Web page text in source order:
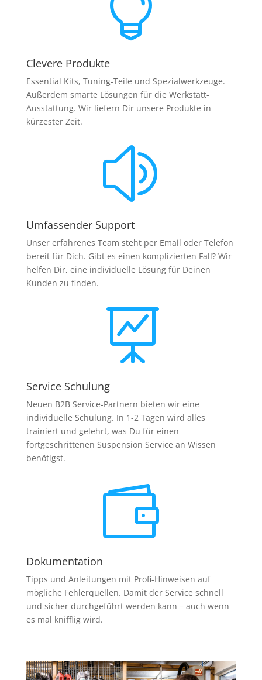

Clevere Produkte
Essential Kits, Tuning-Teile und Spezialwerkzeuge.
Außerdem smarte Lösungen für die Werkstatt-
Ausstattung. Wir liefern Dir unsere Produkte in
kürzester Zeit.
z
Umfassender Support
Unser erfahrenes Team steht per Email oder Telefon
bereit für Dich. Gibt es einen komplizierten Fall? Wir
helfen Dir, eine individuelle Lösung für Deinen
Kunden zu finden.

Service Schulung
Neuen B2B Service-Partnern bieten wir eine
individuelle Schulung. In 1-2 Tagen wird alles
trainiert und gelehrt, was Du für einen
fortgeschrittenen Suspension Service an Wissen
benötigst.

Dokumentation
Tipps und Anleitungen mit Profi-Hinweisen auf
mögliche Fehlerquellen. Damit der Service schnell
und sicher durchgeführt werden kann – auch wenn
es mal knifflig wird.